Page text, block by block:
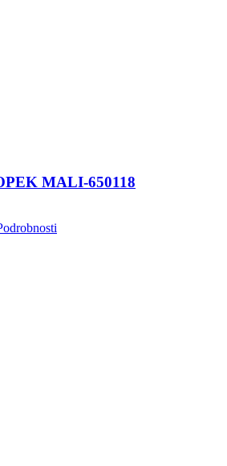
MALI-650118